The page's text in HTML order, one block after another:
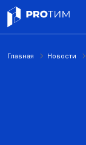
Главная Новости